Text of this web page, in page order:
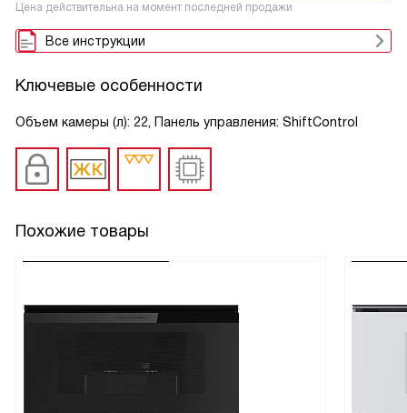
Цена действительна на момент последней продажи
Все инструкции
Ключевые особенности
Объем камеры (л): 22, Панель управления: ShiftControl
Похожие товары